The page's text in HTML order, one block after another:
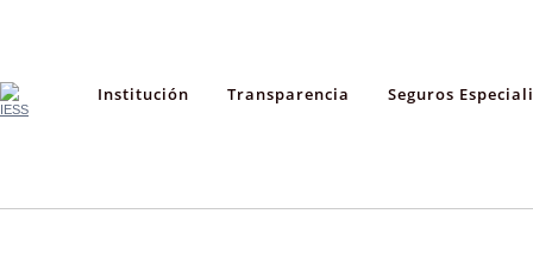
Institución Transparencia Seguros